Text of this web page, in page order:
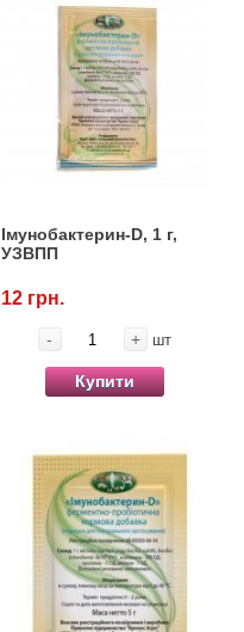
Імунобактерин-D, 1 г,
УЗВПП
12 грн.
- + шт
Купити